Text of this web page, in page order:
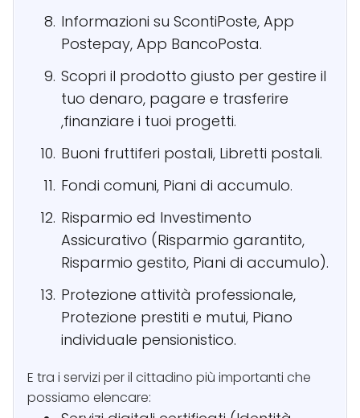
Informazioni su ScontiPoste, App
Postepay, App BancoPosta.
Scopri il prodotto giusto per gestire il
tuo denaro, pagare e trasferire
,finanziare i tuoi progetti.
Buoni fruttiferi postali, Libretti postali.
Fondi comuni, Piani di accumulo.
Risparmio ed Investimento
Assicurativo (Risparmio garantito,
Risparmio gestito, Piani di accumulo).
Protezione attività professionale,
Protezione prestiti e mutui, Piano
individuale pensionistico.
E tra i servizi per il cittadino più importanti che
possiamo elencare: